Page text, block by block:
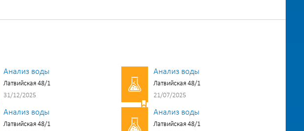
Анализ воды
Латвийская 48/1
31/12/2025
Анализ воды
Латвийская 48/1
21/07/2025
Анализ воды
Латвийская 48/1
Анализ воды
Латвийская 48/1